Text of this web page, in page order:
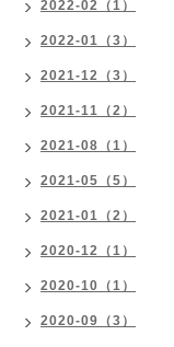
2022-02（1）
2022-01（3）
2021-12（3）
2021-11（2）
2021-08（1）
2021-05（5）
2021-01（2）
2020-12（1）
2020-10（1）
2020-09（3）